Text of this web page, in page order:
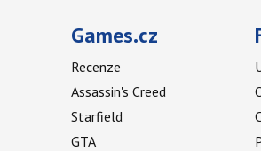
Games.cz
Recenze
Assassin's Creed
Starfield
GTA